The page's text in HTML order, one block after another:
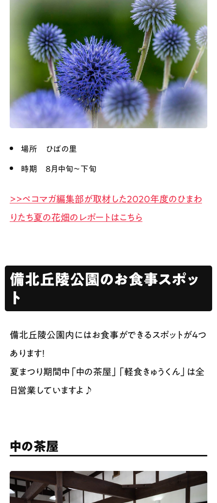
場所 ひばの里
時期 8月中旬〜下旬
>>ペコマガ編集部が取材した2020年度のひまわ
りたち夏の花畑のレポートはこちら
備北丘陵公園のお食事スポッ
ト
備北丘陵公園内にはお食事ができるスポットが４つ
あります！
夏まつり期間中「中の茶屋」「軽食きゅうくん」は全
日営業していますよ♪
中の茶屋